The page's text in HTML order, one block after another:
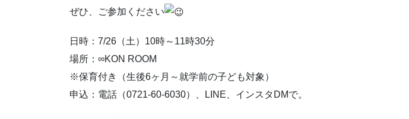
ぜひ、ご参加ください
日時：7/26（土）10時～11時30分
場所：∞KON ROOM
※保育付き（生後6ヶ月～就学前の子ども対象）
申込：電話（0721-60-6030）、LINE、インスタDMで。